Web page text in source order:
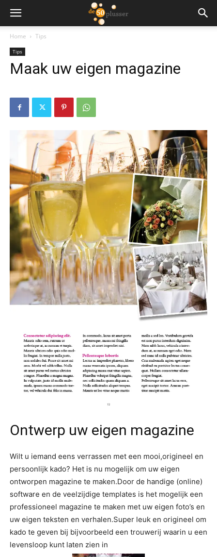
Home Tips
Tips
Maak uw eigen magazine
Ontwerp uw eigen magazine
Wilt u iemand eens verrassen met een mooi,origineel en
persoonlijk kado? Het is nu mogelijk om uw eigen
ontworpen magazine te maken.Door de handige (online)
software en de veelzijdige templates is het mogelijk een
professioneel magazine te maken met uw eigen foto’s en
uw eigen teksten en verhalen.Super leuk en origineel om
kado te geven bij bijvoorbeeld een trouwerij waarin u een
levensloop kunt laten zien in